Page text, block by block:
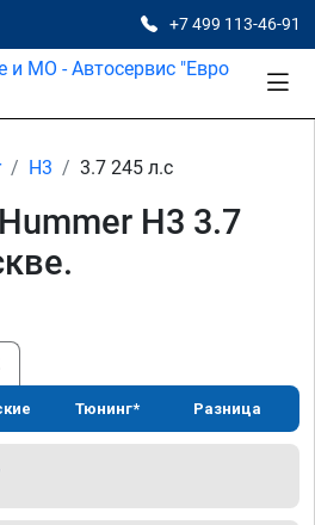
+7 499 113-46-91
H3 3.7 245 л.с
H3 3.7
Тюнинг* Разница